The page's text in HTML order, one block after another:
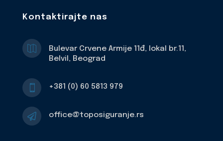
Kontaktirajte nas

Bulevar Crvene Armije 11đ, lokal br.11,
Belvil, Beograd
 +381 (0) 60 5813 979
 office@toposiguranje.rs